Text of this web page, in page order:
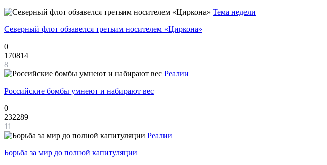
Тема недели
Северный флот обзавелся третьим носителем «Циркона»
0
170814
8
Реалии
Российские бомбы умнеют и набирают вес
0
232289
11
Реалии
Борьба за мир до полной капитуляции